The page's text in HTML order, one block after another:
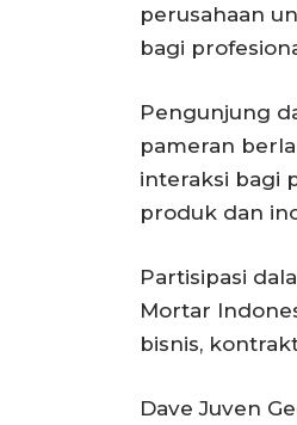
perusahaan
bagi
Pengunjung
pameran
interaksi bagi
produk dan
Partisipasi
Mortar
bisnis,
Dave Juven